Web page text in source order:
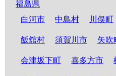
福島県
白河市
中島村 川俣町
飯舘村 須賀川市 矢吹
会津坂下町 喜多方市